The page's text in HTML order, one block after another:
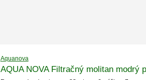
Aquanova
AQUA NOVA Filtračný molitan modrý